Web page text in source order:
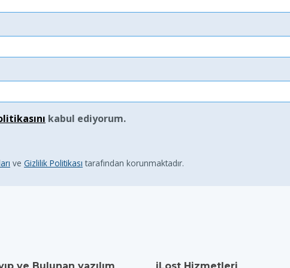
kabul ediyorum.
ve Gizlilik Politikası tarafından korunmaktadır.